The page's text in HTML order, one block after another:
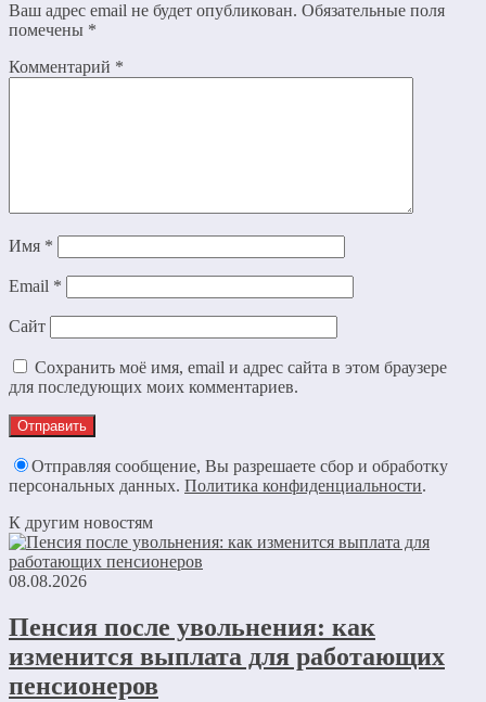
Ваш адрес email не будет опубликован. Обязательные поля
помечены *
Комментарий *
Имя *
Email *
Сайт
Сохранить моё имя, email и адрес сайта в этом браузере
для последующих моих комментариев.
Отправляя сообщение, Вы разрешаете сбор и обработку
персональных данных. Политика конфиденциальности.
К другим новостям
08.08.2026
Пенсия после увольнения: как
изменится выплата для работающих
пенсионеров